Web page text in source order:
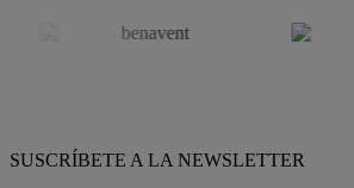
SUSCRÍBETE A LA NEWSLETTER